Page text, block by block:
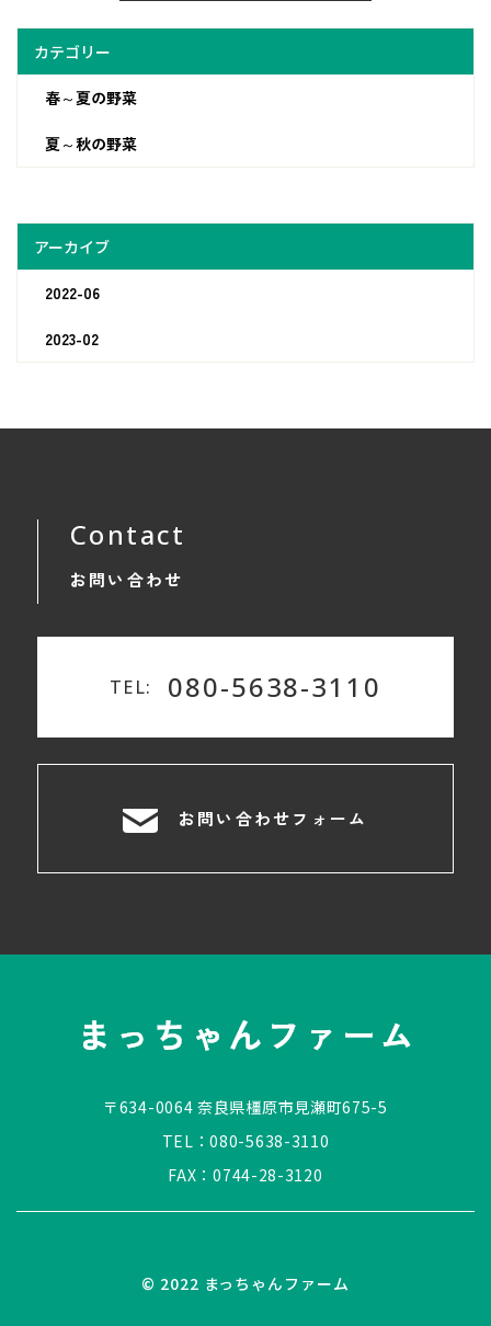
カテゴリー
春～夏の野菜
夏～秋の野菜
アーカイブ
2022-06
2023-02
Contact
お問い合わせ
TEL: 080-5638-3110
お問い合わせフォーム
〒634-0064 奈良県橿原市見瀬町675-5
TEL：080-5638-3110
FAX：0744-28-3120
© 2022 まっちゃんファーム